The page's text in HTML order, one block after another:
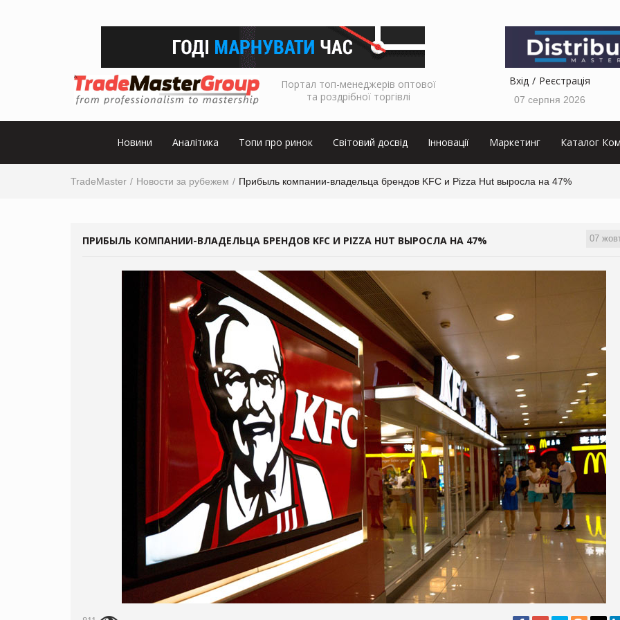
Портал топ-менеджерів оптової
та роздрібної торгівлі
Вхід Реєстрація
07 серпня 2026
Новини Аналітика Топи про ринок Світовий досвід Інновації Маркетинг Каталог
TradeMaster Новости за рубежем Прибыль компании-владельца брендов KFC и Pizza Hut выросла на 47%
07
ПРИБЫЛЬ КОМПАНИИ-ВЛАДЕЛЬЦА БРЕНДОВ KFC И PIZZA HUT ВЫРОСЛА НА 47%